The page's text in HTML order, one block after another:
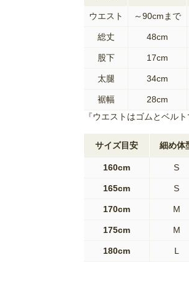
ウエスト ～90cmまで
総丈 48cm
股下 17cm
太腿 34cm
裾幅 28cm
『ウエストはゴムとベル
サイズ目安 細め体
160cm S
165cm S
170cm M
175cm M
180cm L